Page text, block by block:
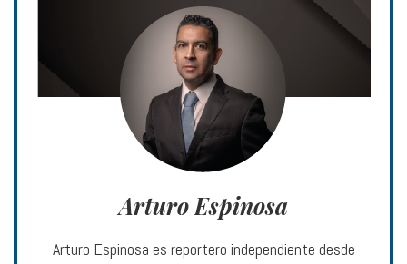
Arturo Espinosa
Arturo Espinosa es reportero independiente desde